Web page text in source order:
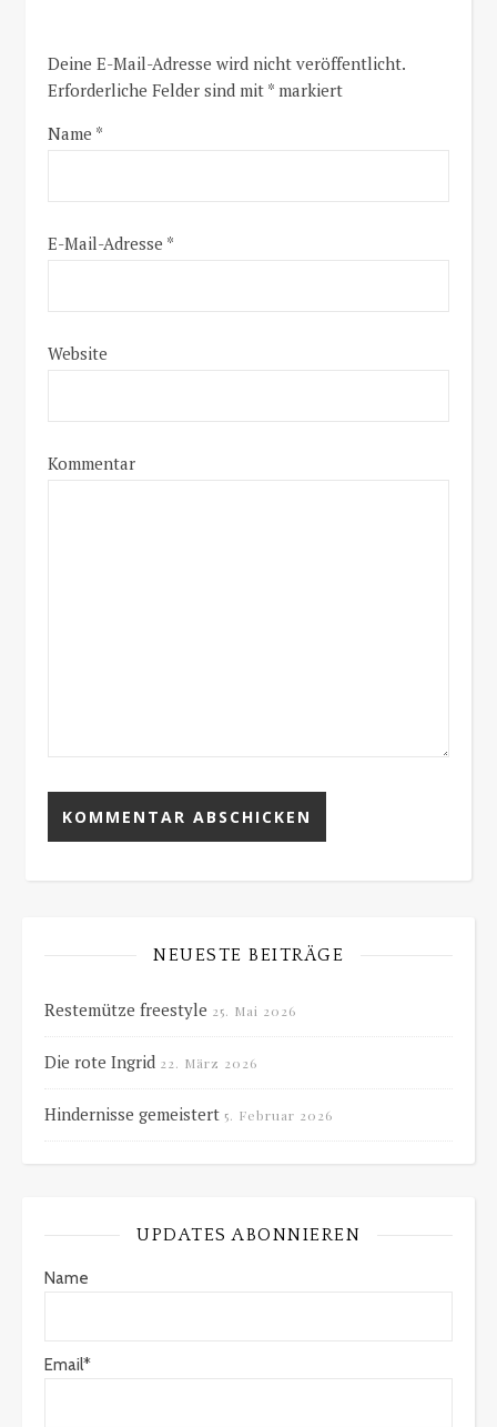
Deine E-Mail-Adresse wird nicht veröffentlicht.
Erforderliche Felder sind mit * markiert
Name *
E-Mail-Adresse *
Website
Kommentar
NEUESTE BEITRÄGE
Restemütze freestyle 25. Mai 2026
Die rote Ingrid 22. März 2026
Hindernisse gemeistert 5. Februar 2026
UPDATES ABONNIEREN
Name
Email*